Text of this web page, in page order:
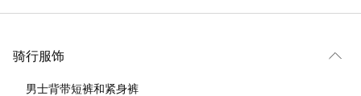
骑行服饰
男士背带短裤和紧身裤